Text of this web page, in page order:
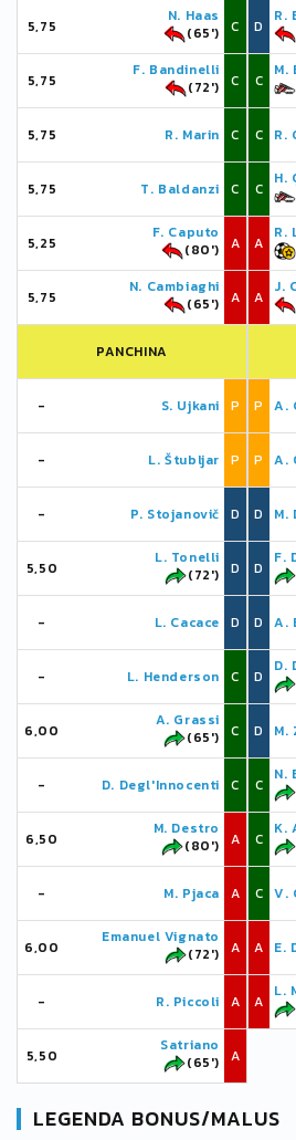
5,75
N. Haas
(65')
C
5,75
F. Bandinelli
(72')
C
5,75 R. Marin C
5,75 T. Baldanzi C
5,25
F. Caputo
(80')
A
5,75
N. Cambiaghi
(65')
A
PANCHINA
- S. Ujkani P
- L. Štubljar P
- P. Stojanovič D
5,50
L. Tonelli
(72')
D
- L. Cacace D
- L. Henderson C
6,00
A. Grassi
(65')
C
- D. Degl'Innocenti C
6,50
M. Destro
(80')
A
- M. Pjaca A
6,00
Emanuel Vignato
(72')
A
- R. Piccoli A
5,50
Satriano
(65')
A
D
R.
C
M.
C R.
C
H.
A
R.
A
J.
P A.
P A.
D M.
D
F.
D A.
D
D.
D M.
C
N.
C
K.
C V.
A E.
A
L.
LEGENDA BONUS/MALUS